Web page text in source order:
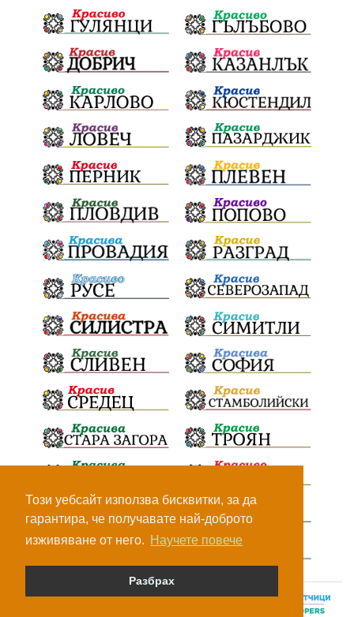
Този уебсайт използва бисквитки, за да
гарантира, че получавате най-доброто
изживяване от него. Научете повече
Разбрах
© Всички права са запазени, 2026.